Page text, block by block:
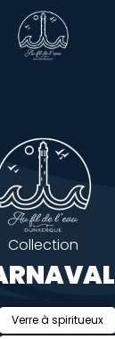
Collection
Verre à spiritueux